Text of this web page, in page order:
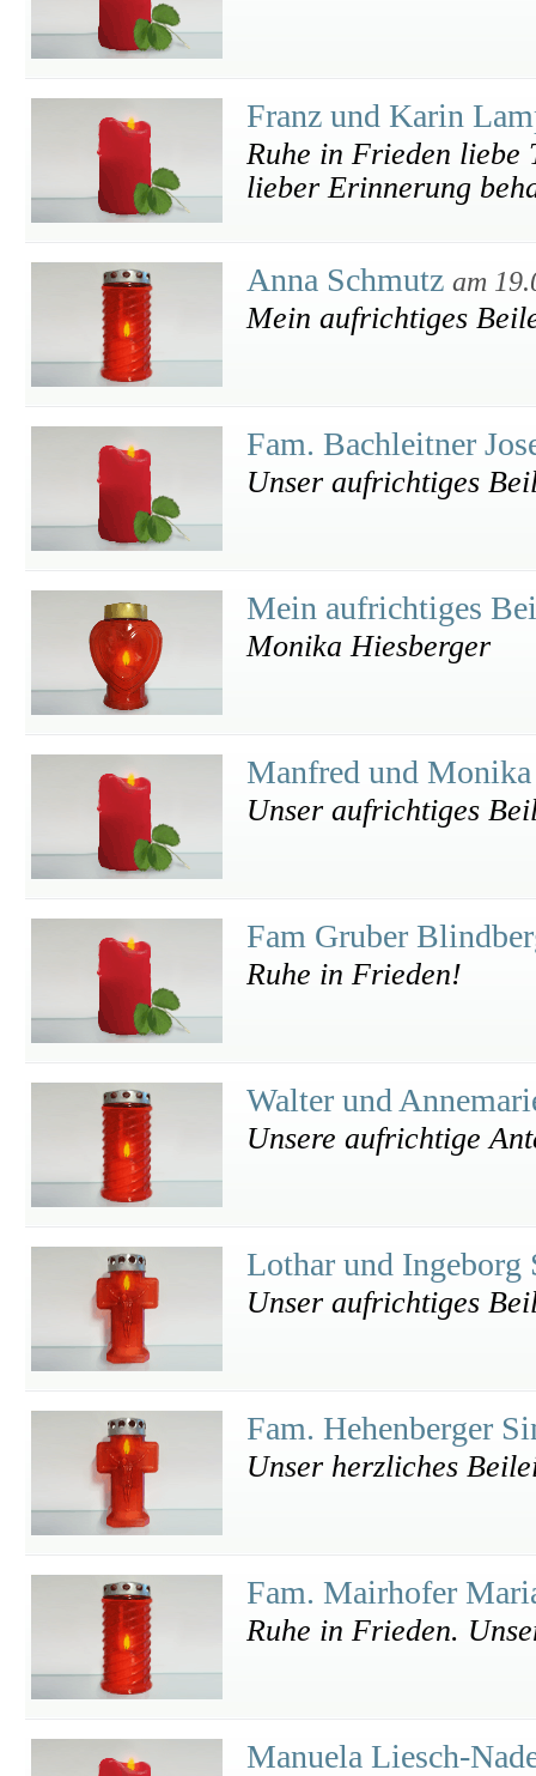
Franz und Karin
Ruhe in Frieden liebe
lieber Erinnerung
Anna Schmutz am
Mein aufrichtiges
Fam. Bachleitner
Unser aufrichtiges
Mein aufrichtiges
Monika Hiesberger
Manfred und
Unser aufrichtiges
Fam Gruber
Ruhe in Frieden!
Walter und
Unsere aufrichtige
Lothar und Ingeborg
Unser aufrichtiges
Fam. Hehenberger
Unser herzliches
Fam. Mairhofer
Ruhe in Frieden.
Manuela Liesch-